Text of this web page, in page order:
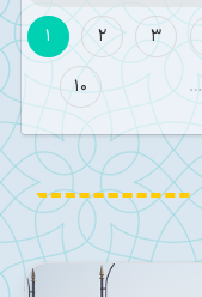
1
2 3
10
…